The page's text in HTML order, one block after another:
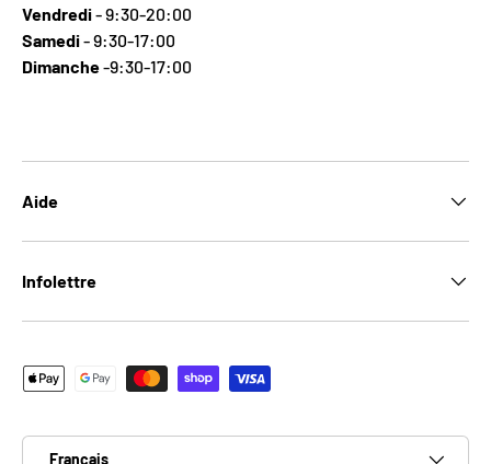
Vendredi- 9:30-20:00
Samedi- 9:30-17:00
Dimanche-9:30-17:00
Aide
Infolettre
Moyens de paiement acceptés
Français